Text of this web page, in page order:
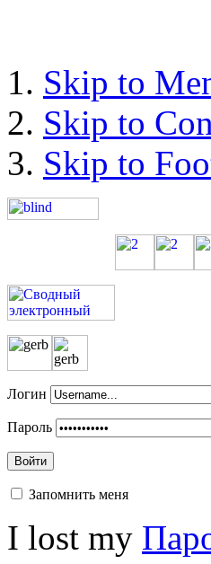
Skip to
Skip to
Skip to
Логин
Пароль
Войти
Запомнить меня
I lost my